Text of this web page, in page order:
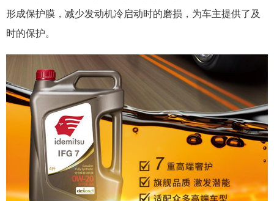
形成保护膜，减少发动机冷启动时的磨损，为车主提供了及
时的保护。